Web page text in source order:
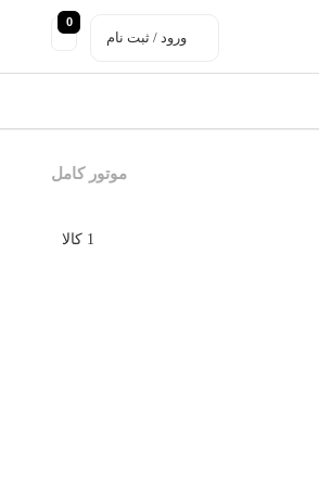
0
ورود / ثبت نام
موتور کامل
1 کالا